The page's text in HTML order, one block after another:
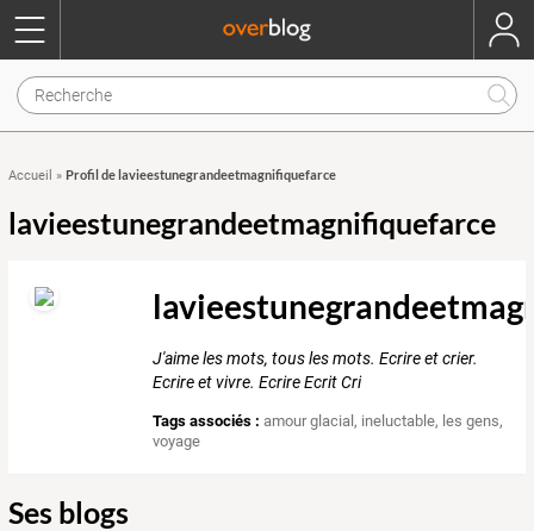
Accueil » Profil de lavieestunegrandeetmagnifiquefarce
lavieestunegrandeetmagnifiquefarce
J'aime les mots, tous les mots. Ecrire et crier.
Ecrire et vivre. Ecrire Ecrit Cri
Tags associés : amour glacial, ineluctable, les gens,
voyage
Ses blogs